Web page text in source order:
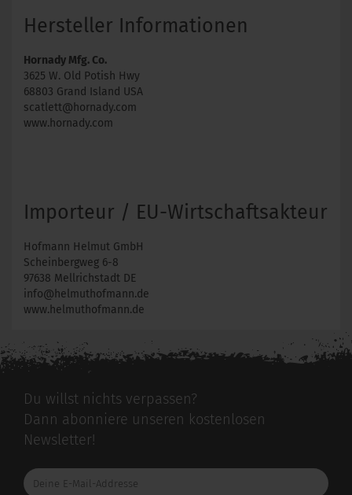
Hersteller Informationen
Hornady Mfg. Co.
3625 W. Old Potish Hwy
68803 Grand Island USA
scatlett@hornady.com
www.hornady.com
Importeur / EU-Wirtschaftsakteur
Hofmann Helmut GmbH
Scheinbergweg 6-8
97638 Mellrichstadt DE
info@helmuthofmann.de
www.helmuthofmann.de
Du willst nichts verpassen?
Dann abonniere unseren kostenlosen
Newsletter!
Deine
E-